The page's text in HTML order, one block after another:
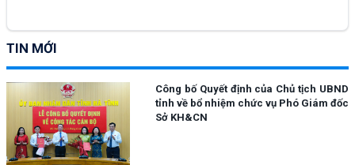
TIN MỚI
Công bố Quyết định của Chủ tịch UBND
tỉnh về bổ nhiệm chức vụ Phó Giám đốc
Sở KH&CN